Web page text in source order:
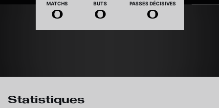
MATCHS
0
BUTS
0
PASSES DÉCISIVES
0
Statistiques